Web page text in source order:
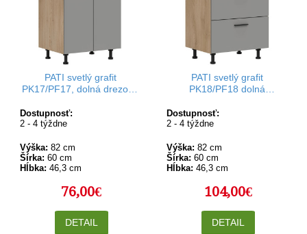
PATI svetlý grafit
PK17/PF17, dolná drezová
Dostupnosť:
2 - 4 týždne
Výška: 82 cm
Šírka: 60 cm
Hĺbka: 46,3 cm
76,00€
DETAIL
PATI svetlý grafit
PK18/PF18 dolná
skrinka 60 cm
Dostupnosť:
2 - 4 týždne
Výška: 82 cm
Šírka: 60 cm
Hĺbka: 46,3 cm
104,00€
DETAIL